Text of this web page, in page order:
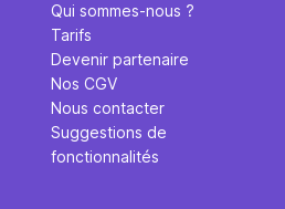
Qui sommes-nous ?
Tarifs
Devenir partenaire
Nos CGV
Nous contacter
Suggestions de
fonctionnalités